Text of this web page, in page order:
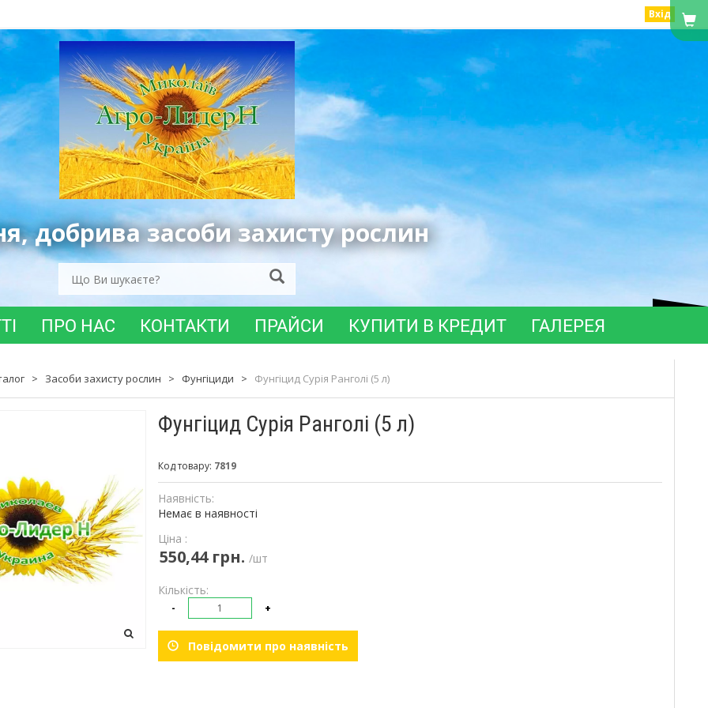
Вхід
добрива засоби захисту рослин
ПРО НАС КОНТАКТИ ПРАЙСИ КУПИТИ В КРЕДИТ ГАЛЕРЕЯ
> Засоби захисту рослин > Фунгіциди > Фунгіцид Сурія Ранголі (5 л)
Фунгіцид Сурія Ранголі (5 л)
Код товару: 7819
Наявність:
Немає в наявності
Ціна :
550,44 грн. /шт
Кількість:
- +
Повідомити про наявність